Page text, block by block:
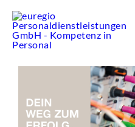
Inhalt
springen
BEWERBER